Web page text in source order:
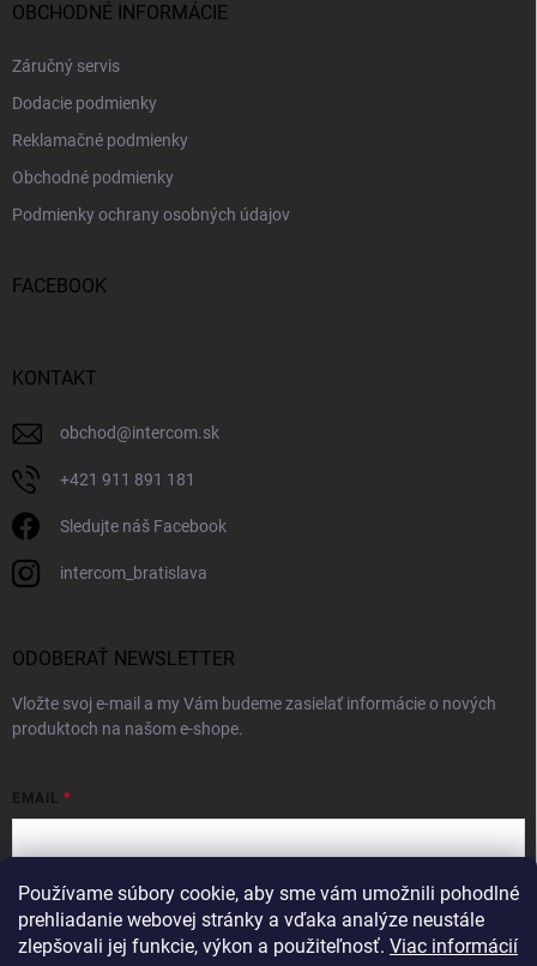
Používame súbory cookie, aby sme vám umožnili pohodlné
prehliadanie webovej stránky a vďaka analýze neustále
zlepšovali jej funkcie, výkon a použiteľnosť. Viac informácií
OBCHODNÉ INFORMÁCIE
Záručný servis
Dodacie podmienky
Reklamačné podmienky
Obchodné podmienky
Podmienky ochrany osobných údajov
FACEBOOK
KONTAKT
obchod@intercom.sk
+421 911 891 181
Sledujte náš Facebook
intercom_bratislava
ODOBERAŤ NEWSLETTER
Vložte svoj e-mail a my Vám budeme zasielať informácie o nových
produktoch na našom e-shope.
EMAIL
Vložením e-mailu súhlasíte spodmienkami ochrany osobných údajov
Prihlásiť sa